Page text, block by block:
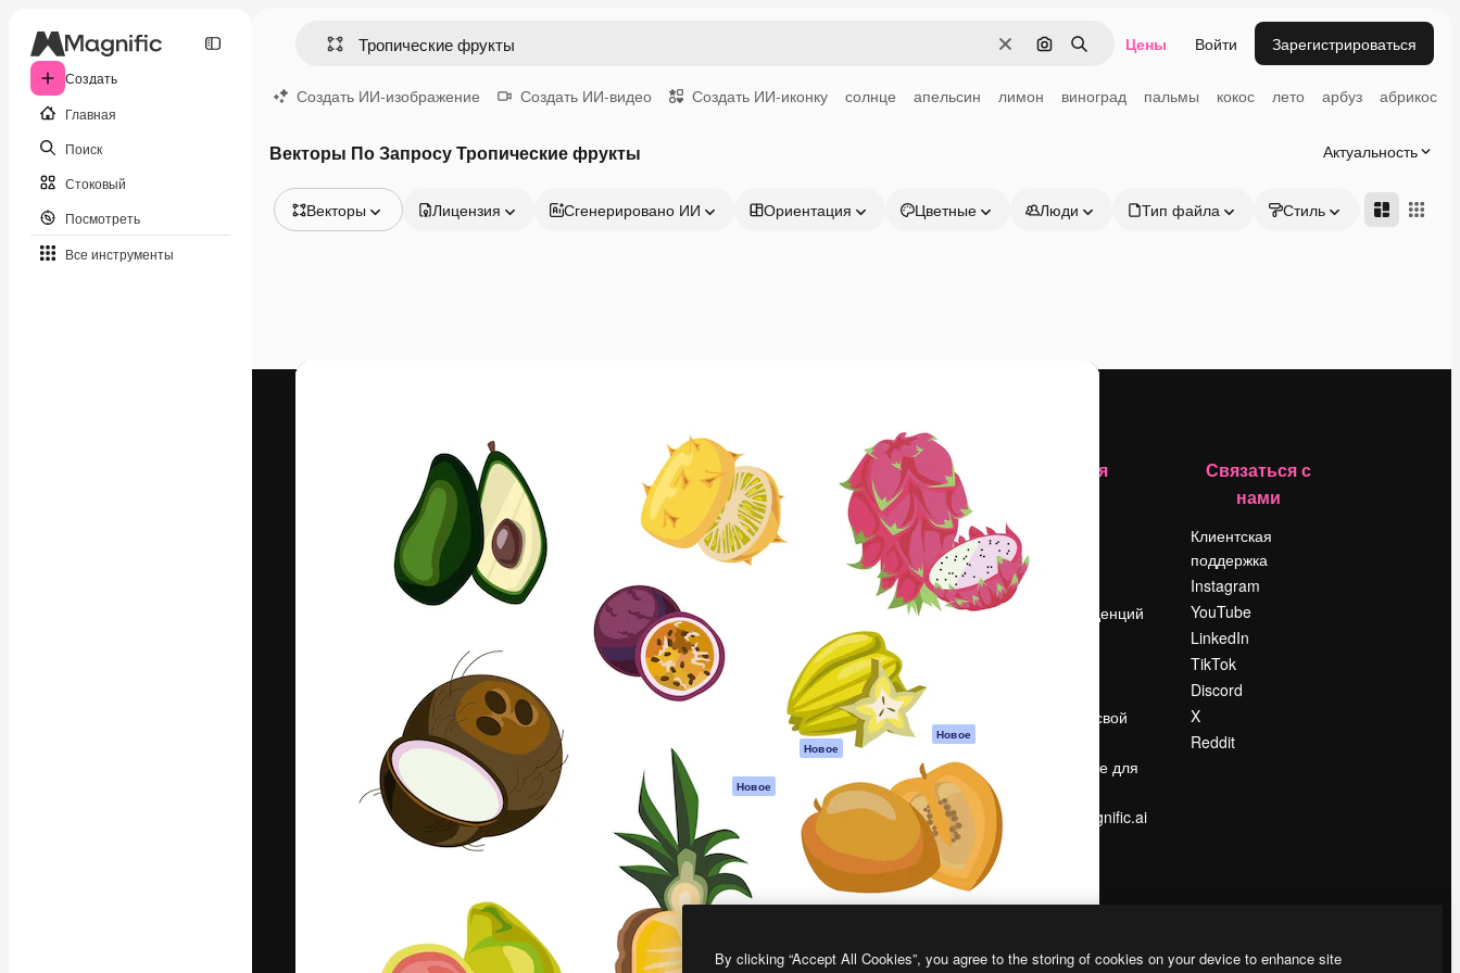
Создать
Главная
Поиск
Стоковый
Посмотреть
Все инструменты
ОчиститьПоиск по изображению
Поиск Цены Войти Зарегистрироваться
Создать ИИ-изображение Создать ИИ-видео Создать ИИ-иконку солнце апельсин лимон виноград пальмы кокос лето арбуз абрикос
Векторы По Запросу Тропические фрукты Актуальность
Векторы
Видео
Лицензия Сгенерировано ИИ Ориентация Цветные Люди Тип файла Стиль Адвансд
Креативная платформа для создания
ваших лучших работ. Более 1 миллиона
подписчиков среди креаторов,
предприятий, агентств и студий.
Pусский
Продукция
Spaces
ИИ-помощник
Генератор
Генератор видео
ИИ
Генератор голоса
на основе ИИ
Стоковый контент
Claude/ChatGPT
Новое
Агенты Новое
API
Мобильное
приложение
Все инструменты
Magnific
Начать
Academy
Документация по
Пакету ИИ
Служба
поддержки
Условия и
положения
Политика
конфиденциальности
Оригиналы
Новое
Политика файлов
cookie
Центр доверия
Партнеры
Предприятие
Компания
Reviews
Вакансии
Поиск тенденций
Продайте свой
Помещение для
Ищете magnific.ai
Связаться с
нами
Клиентская
поддержка
Instagram
YouTube
LinkedIn
TikTok
Discord
X
Reddit
By clicking “Accept All Cookies”, you agree to the storing of cookies on your device to enhance site